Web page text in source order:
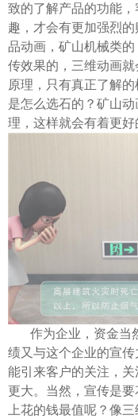
致的了解产品的功能
趣，才会有更加强烈
品动画，矿山机械类的
传效果的，三维动画
原理，只有真正了解
是怎么选石的？矿山
理，这样就会有着更好
作为企业，资金当
绩又与这个企业的宣
能引来客户的关注，
更大。当然，宣传是
上花的钱最值呢？像